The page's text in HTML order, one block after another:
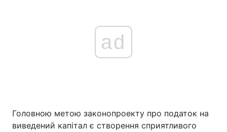
ad
Головною метою законопроекту про податок на
виведений капітал є створення сприятливого